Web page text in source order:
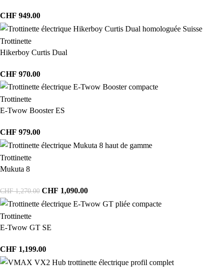
CHF 949.00
Trottinette
Hikerboy Curtis Dual
CHF 970.00
Trottinette
E-Twow Booster ES
CHF 979.00
Trottinette
Mukuta 8
CHF1,270.00 CHF 1,090.00
Trottinette
E-Twow GT SE
CHF 1,199.00